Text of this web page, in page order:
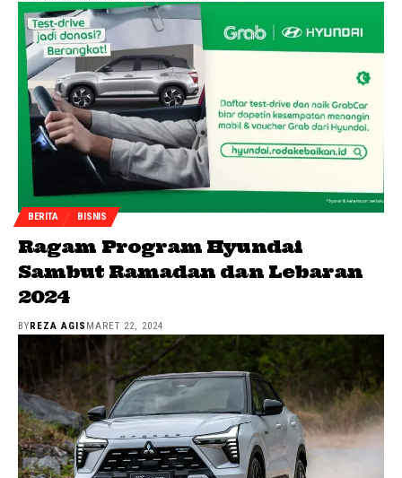
BERITA BISNIS
Ragam Program Hyundai
Sambut Ramadan dan Lebaran
2024
BYREZA AGIS MARET 22, 2024